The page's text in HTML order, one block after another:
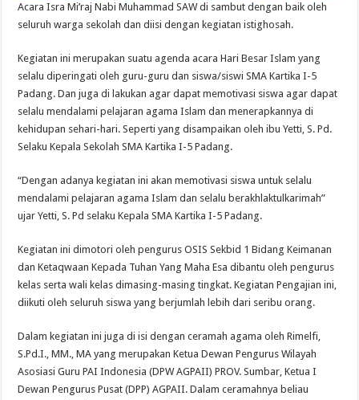
Acara Isra Mi’raj Nabi Muhammad SAW di sambut dengan baik oleh
seluruh warga sekolah dan diisi dengan kegiatan istighosah.
Kegiatan ini merupakan suatu agenda acara Hari Besar Islam yang
selalu diperingati oleh guru-guru dan siswa/siswi SMA Kartika I-5
Padang. Dan juga di lakukan agar dapat memotivasi siswa agar dapat
selalu mendalami pelajaran agama Islam dan menerapkannya di
kehidupan sehari-hari. Seperti yang disampaikan oleh ibu Yetti, S. Pd.
Selaku Kepala Sekolah SMA Kartika I-5 Padang.
“Dengan adanya kegiatan ini akan memotivasi siswa untuk selalu
mendalami pelajaran agama Islam dan selalu berakhlaktulkarimah”
ujar Yetti, S. Pd selaku Kepala SMA Kartika I-5 Padang.
Kegiatan ini dimotori oleh pengurus OSIS Sekbid 1 Bidang Keimanan
dan Ketaqwaan Kepada Tuhan Yang Maha Esa dibantu oleh pengurus
kelas serta wali kelas dimasing-masing tingkat. Kegiatan Pengajian ini,
diikuti oleh seluruh siswa yang berjumlah lebih dari seribu orang.
Dalam kegiatan ini juga di isi dengan ceramah agama oleh Rimelfi,
S.Pd.I., MM., MA yang merupakan Ketua Dewan Pengurus Wilayah
Asosiasi Guru PAI Indonesia (DPW AGPAII) PROV. Sumbar, Ketua I
Dewan Pengurus Pusat (DPP) AGPAII. Dalam ceramahnya beliau